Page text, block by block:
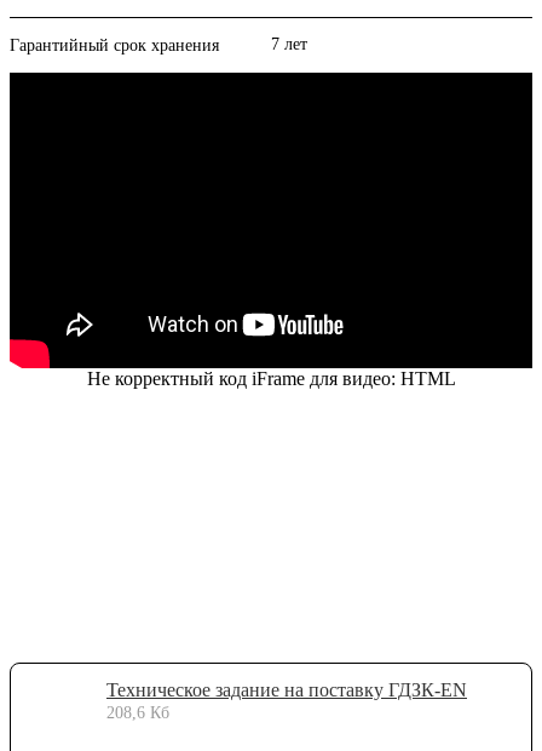
Гарантийный срок хранения 7 лет
Не корректный код iFrame для видео: HTML
Техническое задание на поставку ГДЗК-EN
208,6 Кб